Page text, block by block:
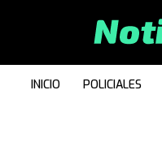
INICIO POLICIALES